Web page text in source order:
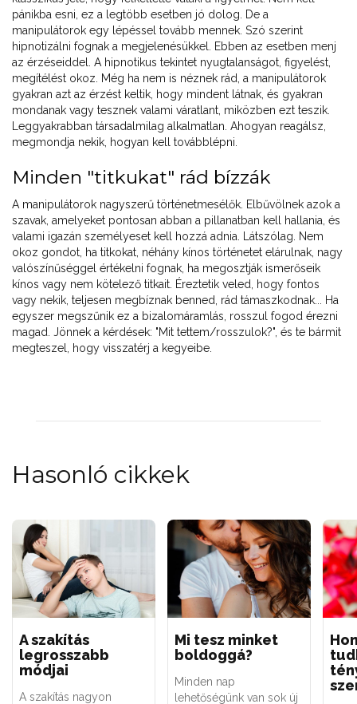
pánikba esni, ez a legtöbb esetben jó dolog. De a
manipulátorok egy lépéssel tovább mennek. Szó szerint
hipnotizálni fognak a megjelenésükkel. Ebben az esetben menj
az érzéseiddel. A hipnotikus tekintet nyugtalanságot, figyelést,
megítélést okoz. Még ha nem is néznek rád, a manipulátorok
gyakran azt az érzést keltik, hogy mindent látnak, és gyakran
mondanak vagy tesznek valami váratlant, miközben ezt teszik.
Leggyakrabban társadalmilag alkalmatlan. Ahogyan reagálsz,
megmondja nekik, hogyan kell továbblépni.
Minden "titkukat" rád bízzák
A manipulátorok nagyszerű történetmesélők. Elbűvölnek azok a
szavak, amelyeket pontosan abban a pillanatban kell hallania, és
valami igazán személyeset kell hozzá adnia. Látszólag. Nem
okoz gondot, ha titkokat, néhány kínos történetet elárulnak, nagy
valószínűséggel értékelni fognak, ha megosztják ismerőseik
kínos vagy nem kötelező titkait. Éreztetik veled, hogy fontos
vagy nekik, teljesen megbíznak benned, rád támaszkodnak... Ha
egyszer megszűnik ez a bizalomáramlás, rosszul fogod érezni
magad. Jönnek a kérdések: "Mit tettem/rosszulok?", és te bármit
megteszel, hogy visszatérj a kegyeibe.
Hasonló cikkek
A szakítás
legrosszabb
módjai
A szakítás nagyon
Mi tesz minket
boldoggá?
Minden nap
lehetőségünk van sok új